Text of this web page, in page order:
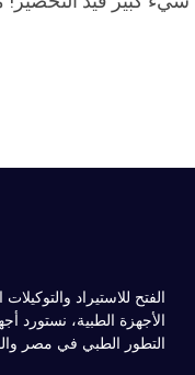
الأجهزة الطبية، نستورد
التطور الطبي في مصر